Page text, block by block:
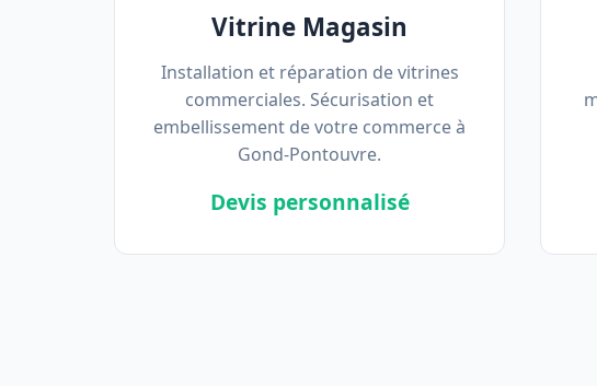
Vitrine Magasin
Installation et réparation de vitrines
commerciales. Sécurisation et
embellissement de votre commerce à
Gond-Pontouvre.
Devis personnalisé